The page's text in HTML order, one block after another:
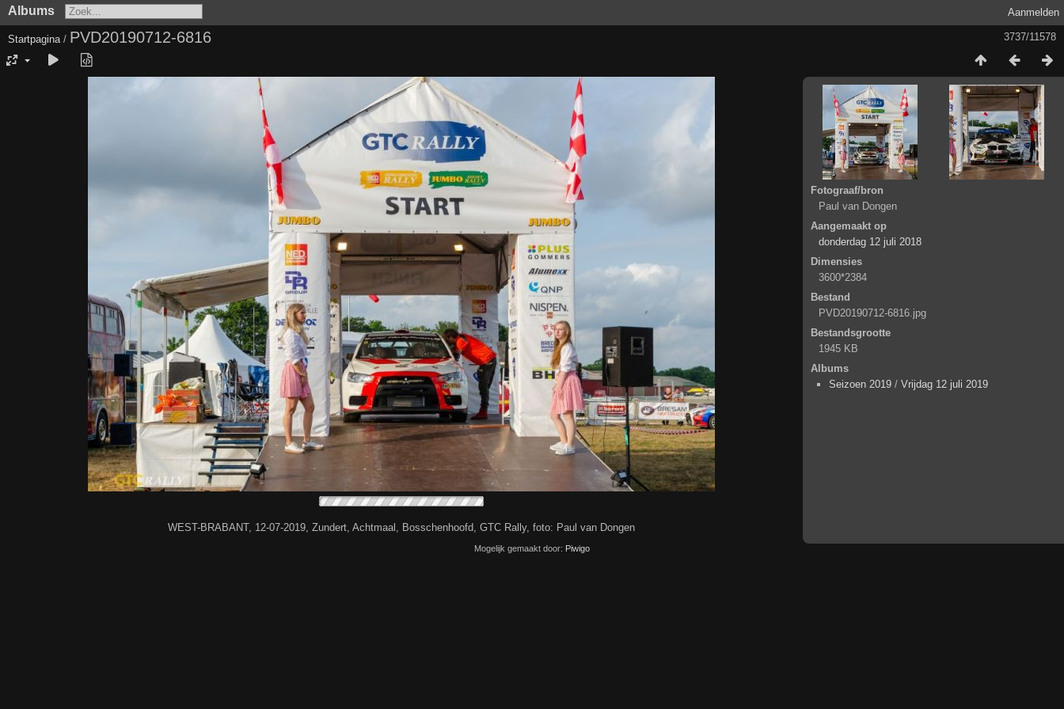
Albums Aanmelden
3737/11578
Startpagina/ PVD20190712-6816
WEST-BRABANT, 12-07-2019, Zundert, Achtmaal, Bosschenhoofd, GTC Rally, foto: Paul van Dongen
Fotograaf/bron
Paul van Dongen
Aangemaakt op
donderdag 12 juli 2018
Dimensies
3600*2384
Bestand
PVD20190712-6816.jpg
Bestandsgrootte
1945 KB
Albums
Seizoen 2019 / Vrijdag 12 juli 2019
Mogelijk gemaakt door: Piwigo